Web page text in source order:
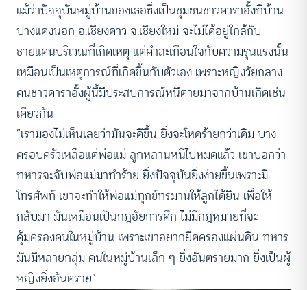
แม้ว่าปัจจุบันหมู่บ้านของเธอซึ่งเป็นชุมชนชาวดาราอั้งที่บ้าน
ปางแดงนอก อ.เชียงดาว จ.เชียงใหม่ จะไม่ได้อยู่ใกล้กับ
ชายแดนบริเวณที่เกิดเหตุ แต่คำสะเทือนใจกับความรุนแรงนั้น
เหมือนเป็นเหตุการณ์ที่เกิดขึ้นกับตัวเอง เพราะหญิงวัยกลาง
คนชาวดาราอั้งผู้นี้มีประสบการณ์หนีตายมาจากบ้านเกิดเช่น
เดียวกัน
“เรามองไม่เห็นเลยว่ามันจะดีขึ้น ยิ่งจะโหดร้ายกว่าเดิม บาง
ครอบครัวเหลือแต่พ่อแม่ ลูกหลานหนีไปหมดแล้ว เขาบอกว่า
ทหารจะจับพ่อแม่มาทำร้าย ยิ่งปัจจุบันยิ่งง่ายขึ้นเพราะมี
โทรศัพท์ เขาจะทำให้พ่อแม่ทุกข์ทรมานให้ลูกได้ยิน เพื่อให้
กลับมา มันเหมือนเป็นกฎอัยการศึก ไม่มีกฎหมายที่จะ
คุ้มครองคนในหมู่บ้าน เพราะเขาอยากยึดครองแผ่นดิน ทหาร
มันมีหลายกลุ่ม คนในหมู่บ้านเล็ก ๆ ยิ่งอันตรายมาก ยิ่งเป็นผู้
หญิงยิ่งอันตราย”